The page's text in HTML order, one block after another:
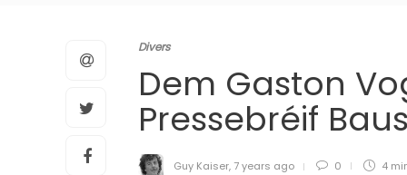
Divers
Dem Gaston
Pressebréif
Guy Kaiser, 7 years ago 0 4